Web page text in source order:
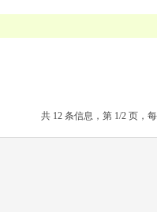
共 12 条信息，第 1/2 页，